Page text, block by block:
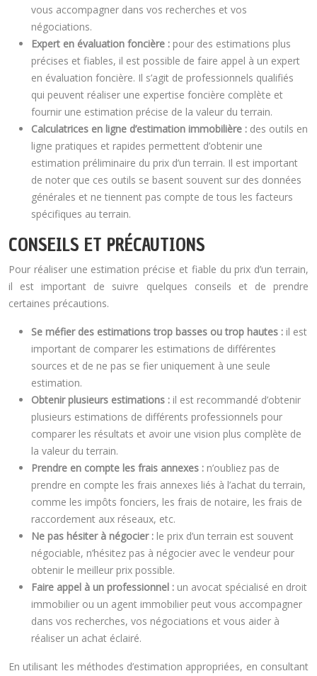
vous accompagner dans vos recherches et vos
négociations.
Expert en évaluation foncière : pour des estimations plus
précises et fiables, il est possible de faire appel à un expert
en évaluation foncière. Il s’agit de professionnels qualifiés
qui peuvent réaliser une expertise foncière complète et
fournir une estimation précise de la valeur du terrain.
Calculatrices en ligne d’estimation immobilière : des outils en
ligne pratiques et rapides permettent d’obtenir une
estimation préliminaire du prix d’un terrain. Il est important
de noter que ces outils se basent souvent sur des données
générales et ne tiennent pas compte de tous les facteurs
spécifiques au terrain.
CONSEILS ET PRÉCAUTIONS
Pour réaliser une estimation précise et fiable du prix d’un terrain,
il est important de suivre quelques conseils et de prendre
certaines précautions.
Se méfier des estimations trop basses ou trop hautes : il est
important de comparer les estimations de différentes
sources et de ne pas se fier uniquement à une seule
estimation.
Obtenir plusieurs estimations : il est recommandé d’obtenir
plusieurs estimations de différents professionnels pour
comparer les résultats et avoir une vision plus complète de
la valeur du terrain.
Prendre en compte les frais annexes : n’oubliez pas de
prendre en compte les frais annexes liés à l’achat du terrain,
comme les impôts fonciers, les frais de notaire, les frais de
raccordement aux réseaux, etc.
Ne pas hésiter à négocier : le prix d’un terrain est souvent
négociable, n’hésitez pas à négocier avec le vendeur pour
obtenir le meilleur prix possible.
Faire appel à un professionnel : un avocat spécialisé en droit
immobilier ou un agent immobilier peut vous accompagner
dans vos recherches, vos négociations et vous aider à
réaliser un achat éclairé.
En utilisant les méthodes d’estimation appropriées, en consultant